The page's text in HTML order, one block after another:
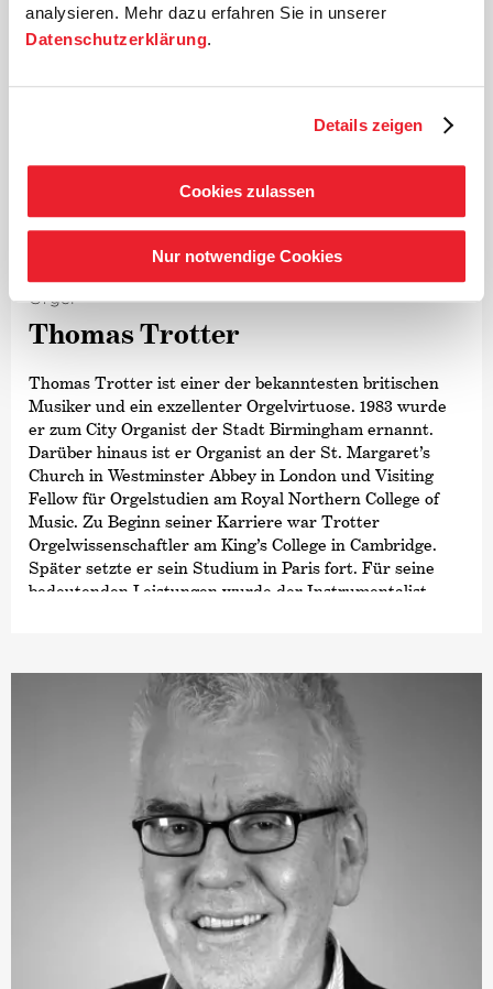
analysieren. Mehr dazu erfahren Sie in unserer
Datenschutzerklärung.
Details zeigen
Cookies zulassen
Nur notwendige Cookies
Symphony Orchestra, zum Gürzenich-Orchester Köln,
zum Orchestre Philharmonique du Luxembourg, zum
Sein Nordamerika-Debüt gab Duncan Ward 2022 an der
Zu seinen jüngsten Opernproduktionen zählen
›The Turn of the Screw‹an der English National Opera,
›Peter Grimes‹an der Oper Köln sowie
Duncan Wards Leidenschaft für ein breit gefächertes
Repertoire führte zu einer Zusammenarbeit mit
führenden Spezialensembles – von Les Siècles und dem
Balthasar Neumann Orchestra bis hin zum Ensemble
Modern und zum Ensemble intercontemporain. Im
Rahmen seiner gemeinnützigen Tätigkeit in Europa und
Asien studierte er zudem indische klassische Musik bei
Ravi Shankar.
Orgel
Thomas Trotter
Thomas Trotter ist einer der bekanntesten britischen
Musiker und ein exzellenter Orgelvirtuose. 1983 wurde
er zum City Organist der Stadt Birmingham ernannt.
Darüber hinaus ist er Organist an der St. Margaret’s
Church in Westminster Abbey in London und Visiting
Fellow für Orgelstudien am Royal Northern College of
Music. Zu Beginn seiner Karriere war Trotter
Orgelwissenschaftler am King’s College in Cambridge.
Später setzte er sein Studium in Paris fort. Für seine
bedeutenden Leistungen wurde der Instrumentalist
Chapter of the American Guild of Organists oder der
Medaille des Royal College of Organists.
Als Solist trat der Musiker bereits mit Sir Simon Rattle,
Bernard Haitink, Riccardo Chailly, Valery Gergiev,
Edward Gardner, Andris Nelsons, Thomas Sondergaard
und vielen weiteren namhaften Dirigenten auf. Neben
seinen Auftritten in den renommiertesten europäischen
Konzerthallen ist Trotter außerdem auf vielen Festivals
zu Gast – von Salzburg über Edinburgh bis zu den BBC
Proms in London – und spielt mit weltweit führenden
Ensembles: den Wiener, den Berliner und den Londoner
Philharmonikern sowie anderen bedeutenden
Orchestern. Auch seine vielzähligen Einspielungen – alle